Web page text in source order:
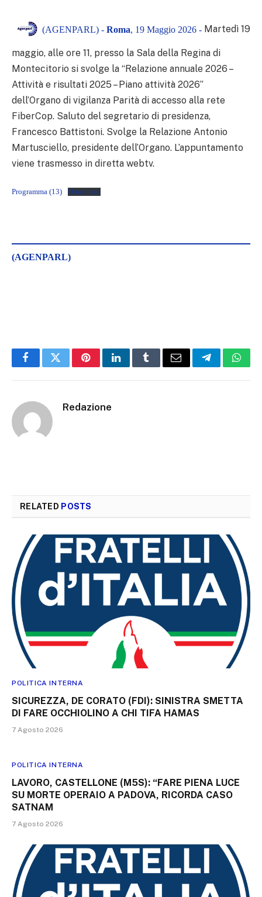
(AGENPARL) - Roma, 19 Maggio 2026 - Martedì 19
maggio, alle ore 11, presso la Sala della Regina di
Montecitorio si svolge la “Relazione annuale 2026 –
Attività e risultati 2025 – Piano attività 2026”
dell’Organo di vigilanza Parità di accesso alla rete
FiberCop. Saluto del segretario di presidenza,
Francesco Battistoni. Svolge la Relazione Antonio
Martusciello, presidente dell’Organo. L’appuntamento
viene trasmesso in diretta webtv.
Programma (13) Download
(AGENPARL)
FacebookTwitterPinterestLinkedInTumblrEmail Telegram
Redazione
RELATED POSTS
POLITICA INTERNA
SICUREZZA, DE CORATO (FDI): SINISTRA SMETTA
DI FARE OCCHIOLINO A CHI TIFA HAMAS
7 Agosto 2026
POLITICA INTERNA
LAVORO, CASTELLONE (M5S): “FARE PIENA LUCE
SU MORTE OPERAIO A PADOVA, RICORDA CASO
SATNAM
7 Agosto 2026